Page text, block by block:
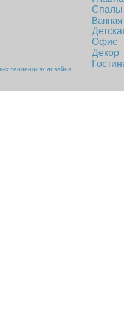
тенденциях дизайна
Ванная
Офис
Декор